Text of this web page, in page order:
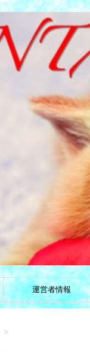
運営者情報
>